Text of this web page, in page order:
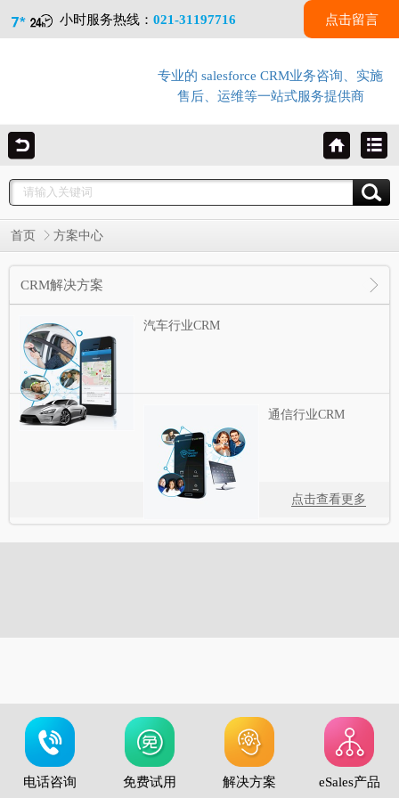
点击留言
小时服务热线：021-31197716
专业的 salesforce CRM业务咨询、实施
售后、运维等一站式服务提供商
首页 方案中心
CRM解决方案
汽车行业CRM
通信行业CRM
点击查看更多
电话咨询 免费试用 解决方案 eSales产品